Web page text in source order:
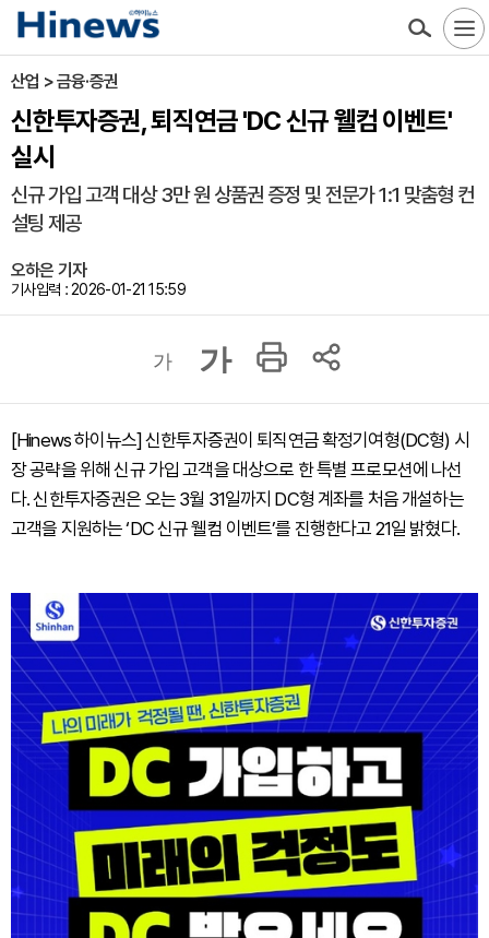
산업 > 금융·증권
신한투자증권, 퇴직연금 'DC 신규 웰컴 이벤트'
실시
신규 가입 고객 대상 3만 원 상품권 증정 및 전문가 1:1 맞춤형 컨
설팅 제공
오하은 기자
기사입력 : 2026-01-21 15:59
가 가
[Hinews 하이뉴스] 신한투자증권이 퇴직연금 확정기여형(DC형) 시
장 공략을 위해 신규 가입 고객을 대상으로 한 특별 프로모션에 나선
다. 신한투자증권은 오는 3월 31일까지 DC형 계좌를 처음 개설하는
고객을 지원하는 ‘DC 신규 웰컴 이벤트’를 진행한다고 21일 밝혔다.